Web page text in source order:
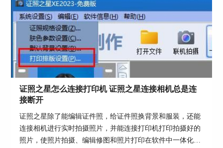
图片3：调整衣服
3、背景处理
根据不同的需求，证件照的背景会有红色、蓝色、
白色等，刚刚我们已经讲了，签证的照片一般都是
白底彩照，可以用证照之星的背景替换功能来快速
替换证件照背景颜色。使用背景处理功能抠图，抠
图完成后点击处理，进入替换背景颜色步骤，选择
证照之星怎么连接打印机 证照之星连接相机总是连
接断开
证照之星除了能编辑证件照，给证件照换背景和服装，还能
连接相机进行实时拍摄照片，并能连接打印机打印拍摄好的
照片，使照片拍摄、编辑修图和照片打印在软件中一体化操